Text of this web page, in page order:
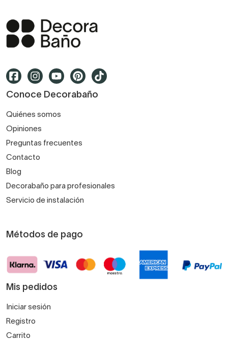
Conoce Decorabaño
Quiénes somos
Opiniones
Preguntas frecuentes
Contacto
Blog
Decorabaño para profesionales
Servicio de instalación
Métodos de pago
Mis pedidos
Iniciar sesión
Registro
Carrito